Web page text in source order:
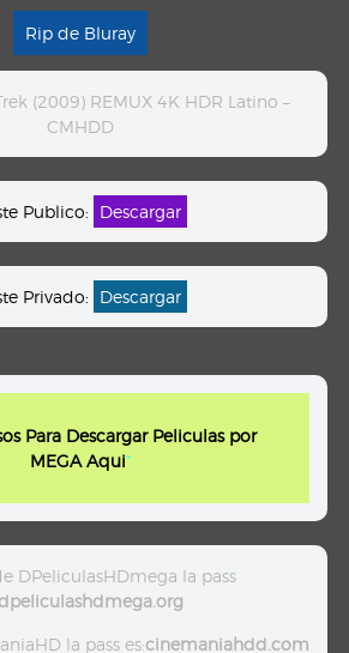
Rip de Bluray
(2009) REMUX 4K HDR Latino –
CMHDD
Publico: Descargar
Privado: Descargar
Para Descargar Peliculas por
MEGA Aqui"
DPeliculasHDmega la pass
la pass es:cinemaniahdd.com